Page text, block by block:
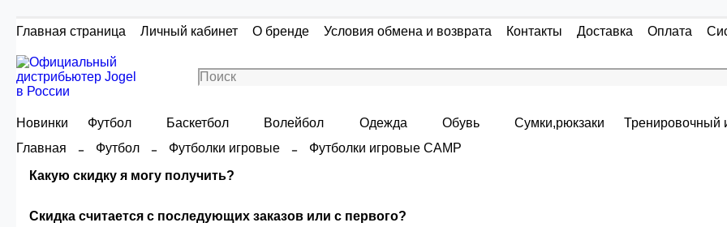
Главная страница Личный кабинет О бренде Условия обмена и возврата Контакты Доставка Оплата
Новинки Футбол Баскетбол Волейбол Одежда Обувь Сумки,рюкзаки
Тренировочный
Главная
Футбол Футболки игровые
Футболки игровые CAMP
Какую скидку я могу получить?
Скидка считается с последующих заказов или с первого?